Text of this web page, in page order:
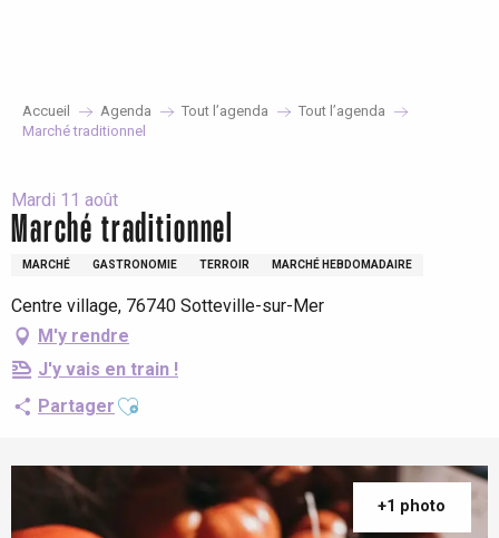
Accueil Agenda Tout l’agenda
Tout l’agenda
Marché traditionnel
Mardi 11 août
Marché traditionnel
MARCHÉ GASTRONOMIE TERROIR MARCHÉ HEBDOMADAIRE
Centre village, 76740 Sotteville-sur-Mer
M'y rendre
J'y vais en train !
Partager Ajouter aux favoris
+1 photo